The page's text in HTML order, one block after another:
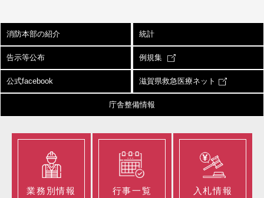
消防本部の紹介 統計
告示等公布 例規集
公式facebook 滋賀県救急医療ネット
庁舎整備情報
業務別情報 行事一覧 入札情報